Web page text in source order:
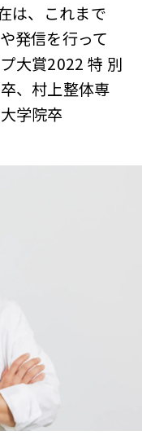
は、これまで
発信を行って
大賞2022 特 別
、村上整体専
学院卒